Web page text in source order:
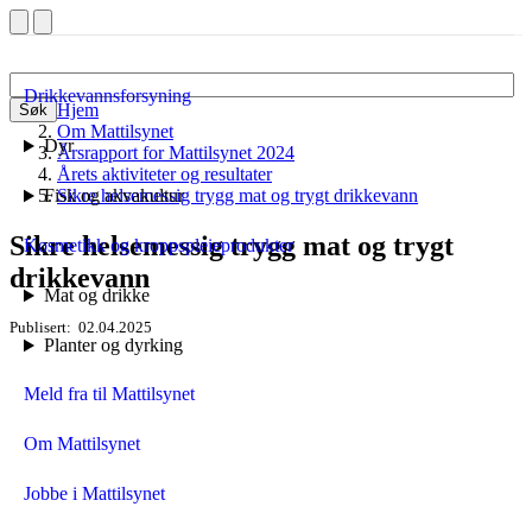
Søk
Drikkevannsforsyning
Dyr
Fisk og akvakultur
Kosmetikk og kroppspleieprodukter
Mat og drikke
Planter og dyrking
Meld fra til Mattilsynet
Om Mattilsynet
Jobbe i Mattilsynet
Hjem
Om Mattilsynet
Årsrapport for Mattilsynet 2024
Årets aktiviteter og resultater
Sikre helsemessig trygg mat og trygt drikkevann
Sikre helsemessig trygg mat og trygt
drikkevann
Publisert 02.04.2025